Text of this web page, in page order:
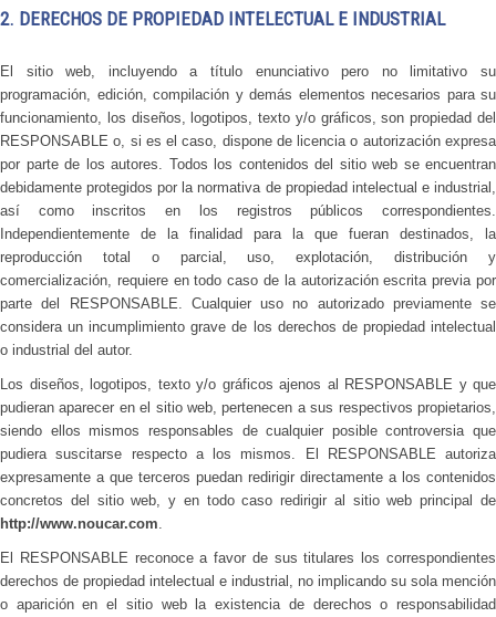
2. DERECHOS DE PROPIEDAD INTELECTUAL E INDUSTRIAL
El sitio web, incluyendo a título enunciativo pero no limitativo su
programación, edición, compilación y demás elementos necesarios para su
funcionamiento, los diseños, logotipos, texto y/o gráficos, son propiedad del
RESPONSABLE o, si es el caso, dispone de licencia o autorización expresa
por parte de los autores. Todos los contenidos del sitio web se encuentran
debidamente protegidos por la normativa de propiedad intelectual e industrial,
así como inscritos en los registros públicos correspondientes.
Independientemente de la finalidad para la que fueran destinados, la
reproducción total o parcial, uso, explotación, distribución y
comercialización, requiere en todo caso de la autorización escrita previa por
parte del RESPONSABLE. Cualquier uso no autorizado previamente se
considera un incumplimiento grave de los derechos de propiedad intelectual
o industrial del autor.
Los diseños, logotipos, texto y/o gráficos ajenos al RESPONSABLE y que
pudieran aparecer en el sitio web, pertenecen a sus respectivos propietarios,
siendo ellos mismos responsables de cualquier posible controversia que
pudiera suscitarse respecto a los mismos. El RESPONSABLE autoriza
expresamente a que terceros puedan redirigir directamente a los contenidos
concretos del sitio web, y en todo caso redirigir al sitio web principal de
http://www.noucar.com
El RESPONSABLE reconoce a favor de sus titulares los correspondientes
derechos de propiedad intelectual e industrial, no implicando su sola mención
o aparición en el sitio web la existencia de derechos o responsabilidad